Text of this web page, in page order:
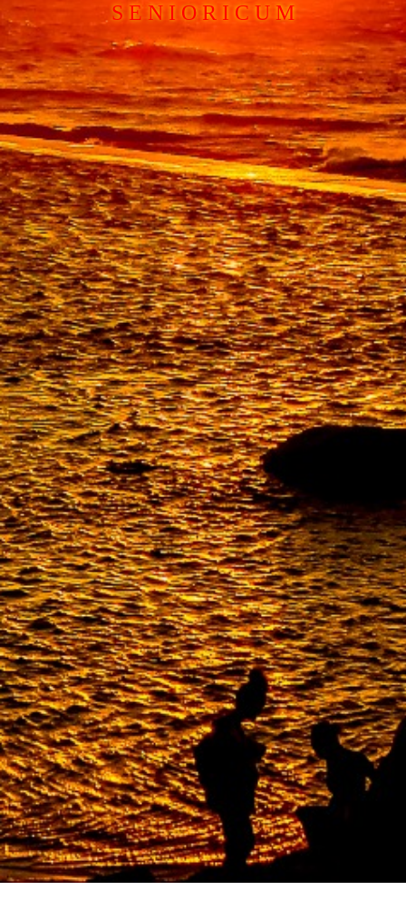
S E N I O R I C U M